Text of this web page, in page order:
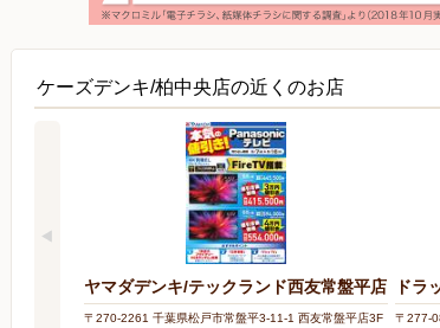
ケーズデンキ/柏中央店の近くのお店
ヤマダデンキ/テックランド西友常盤平店
〒270-2261 千葉県松戸市常盤平3-11-1 西友常盤平店3F
ドラ
〒277-